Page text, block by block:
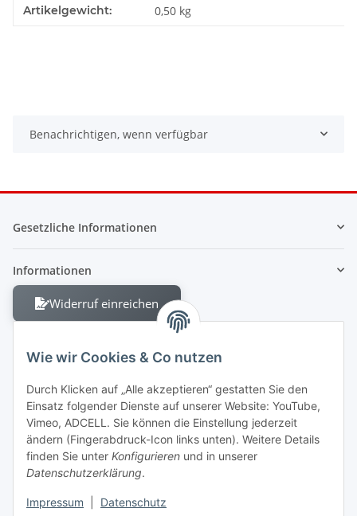
Wie wir Cookies & Co nutzen
Durch Klicken auf „Alle akzeptieren“ gestatten Sie den
Einsatz folgender Dienste auf unserer Website: YouTube,
Vimeo, ADCELL. Sie können die Einstellung jederzeit
ändern (Fingerabdruck-Icon links unten). Weitere Details
finden Sie unter Konfigurieren und in unserer
Datenschutzerklärung.
Impressum Datenschutz
Produkteigenschaft
Wert
Artikelgewicht: 0,50 kg
Benachrichtigen, wenn verfügbar
Gesetzliche Informationen
Informationen
Widerruf einreichen
Berliner Allee 38
13088 Berlin
Shop +49 30 4280 2070
Fax +49 30 4280 2071